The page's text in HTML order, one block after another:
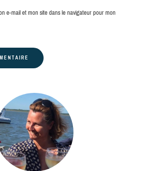
e-mail et mon site dans le navigateur pour mon